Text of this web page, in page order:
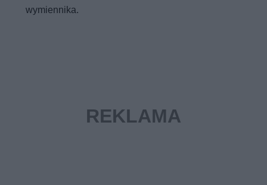
wymiennika.